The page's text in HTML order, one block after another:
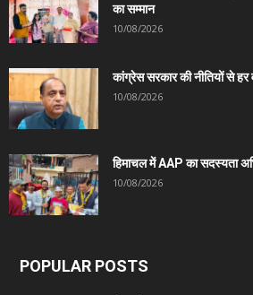
का सम्मान
10/08/2026
कांग्रेस सरकार की नीतियों से हर
10/08/2026
हिमाचल में AAP का सदस्यता
10/08/2026
POPULAR POSTS